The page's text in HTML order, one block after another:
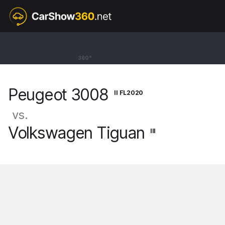
360°
Peugeot 3008
Peugeot 3008 II FL2020
vs.
Volkswagen Tiguan III